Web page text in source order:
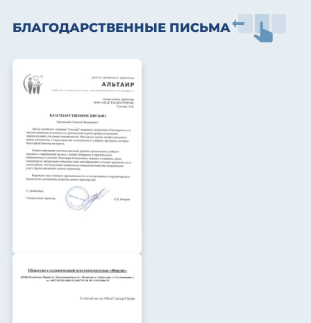
БЛАГОДАРСТВЕННЫЕ ПИСЬМА